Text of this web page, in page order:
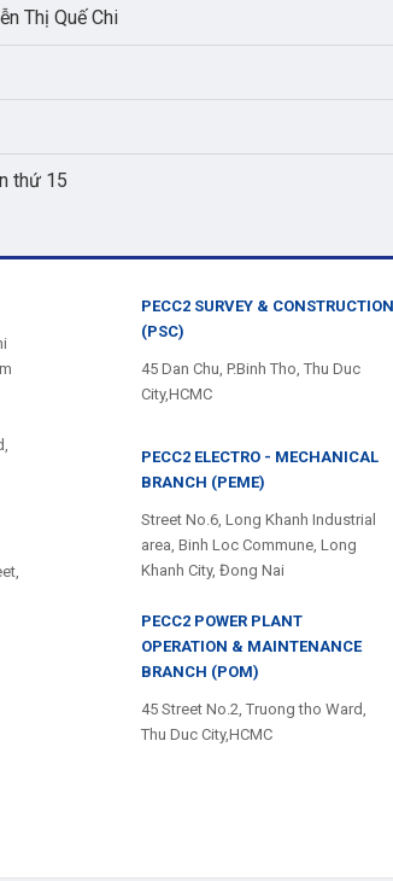
Thị Quế Chi
thứ 15
PECC2 SURVEY &
(PSC)
45 Dan Chu, P.Binh Tho, Thu Duc
City,HCMC
PECC2 ELECTRO - MECHANICAL
BRANCH (PEME)
Street No.6, Long Khanh Industrial
area, Binh Loc Commune, Long
Khanh City, Đong Nai
PECC2 POWER PLANT
OPERATION & MAINTENANCE
BRANCH (POM)
45 Street No.2, Truong tho Ward,
Thu Duc City,HCMC